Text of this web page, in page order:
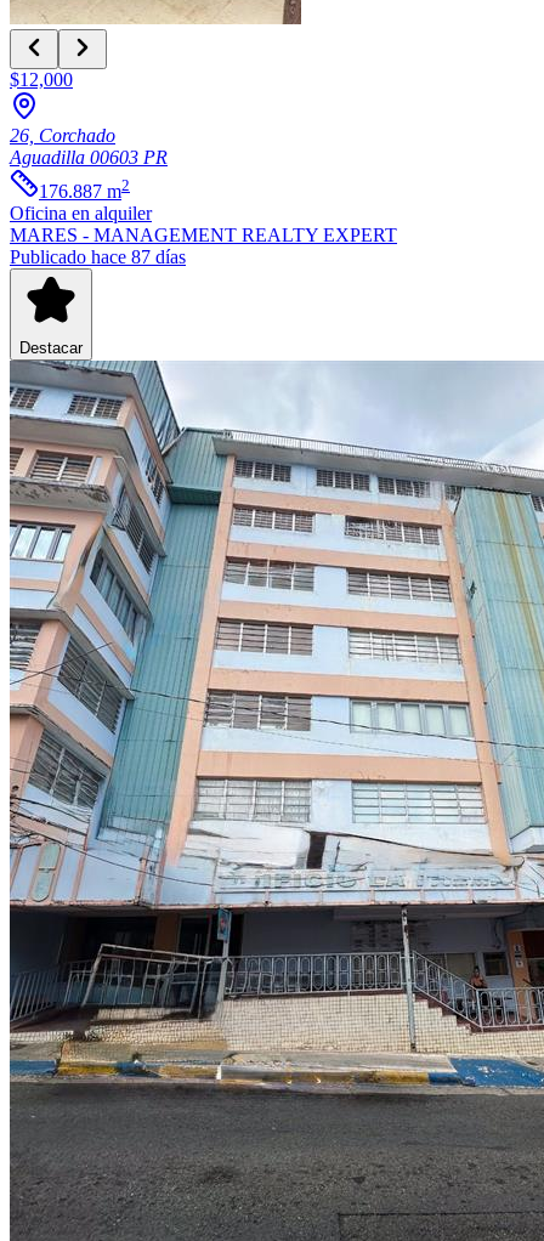
$12,000
26, Corchado
Aguadilla 00603 PR
176.887 m2
Oficina en alquiler
MARES - MANAGEMENT REALTY EXPERT
Publicado hace 87 días
Destacar